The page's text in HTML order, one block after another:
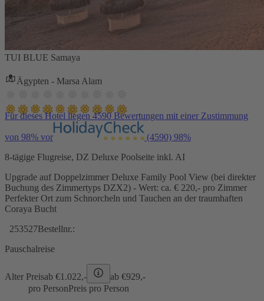
TUI BLUE Samaya
Ägypten - Marsa Alam
Für dieses Hotel liegen 4590 Bewertungen mit einer Zustimmung
von 98% vor (4590) 98%
8-tägige Flugreise, DZ Deluxe Poolseite inkl. AI
Upgrade auf Doppelzimmer Deluxe Family Pool View (bei direkter
Buchung des Zimmertyps DZX2) - Wert: ca. € 220,- pro Zimmer
Perfekter Ort zum Schnorcheln und Tauchen an der traumhaften
Coraya Bucht
253527Bestellnr.:
Pauschalreise
Alter Preisab €1.022,- ab €929,-
pro PersonPreis pro Person